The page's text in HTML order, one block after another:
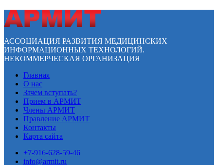
АССОЦИАЦИЯ РАЗВИТИЯ МЕДИЦИНСКИХ
ИНФОРМАЦИОННЫХ ТЕХНОЛОГИЙ.
НЕКОММЕРЧЕСКАЯ ОРГАНИЗАЦИЯ
Главная
О нас
Зачем вступать?
Прием в АРМИТ
Члены АРМИТ
Правление АРМИТ
Контакты
Карта сайта
+7-916-628-59-46
info@armit.ru